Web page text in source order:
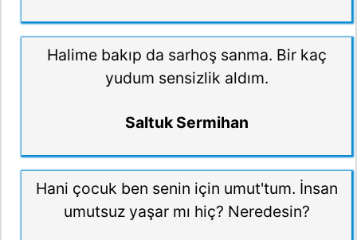
Halime bakıp da sarhoş sanma. Bir kaç
yudum sensizlik aldım.
Saltuk Sermihan
Hani çocuk ben senin için umut'tum. İnsan
umutsuz yaşar mı hiç? Neredesin?